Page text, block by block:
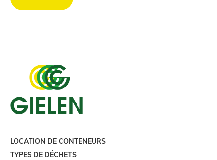
LOCATION DE CONTENEURS
TYPES DE DÉCHETS